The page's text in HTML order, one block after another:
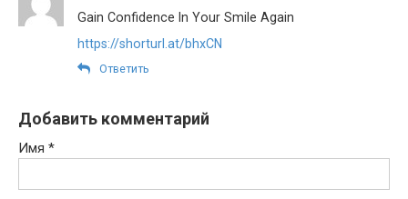
Gain Confidence In Your Smile Again
https://shorturl.at/bhxCN
Ответить
Добавить комментарий
Имя *